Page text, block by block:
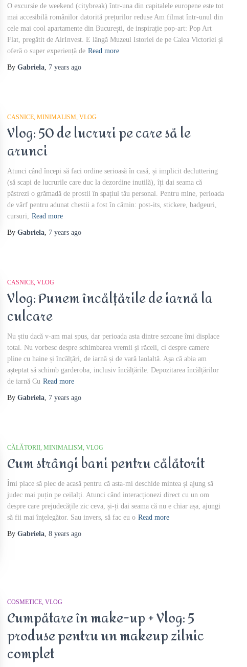
O excursie de weekend (citybreak) într-una din capitalele europene este tot
mai accesibilă românilor datorită prețurilor reduse Am filmat într-unul din
cele mai cool apartamente din București, de inspirație pop-art: Pop Art
Flat, pregătit de AirInvest. E lângă Muzeul Istoriei de pe Calea Victoriei și
oferă o super experiență de Read more
By Gabriela, 7 years ago
CASNICE MINIMALISM VLOG
Vlog: 50 de lucruri pe care să le
arunci
Atunci când începi să faci ordine serioasă în casă, și implicit decluttering
(să scapi de lucrurile care duc la dezordine inutilă), îți dai seama că
păstrezi o grămadă de prostii în spațiul tău personal. Pentru mine, perioada
de vârf pentru adunat chestii a fost în cămin: post-its, stickere, badgeuri,
cursuri, Read more
By Gabriela, 7 years ago
CASNICE VLOG
Vlog: Punem încălțările de iarnă la
culcare
Nu știu dacă v-am mai spus, dar perioada asta dintre sezoane îmi displace
total. Nu vorbesc despre schimbarea vremii și răceli, ci despre camere
pline cu haine și încălțări, de iarnă și de vară laolaltă. Așa că abia am
așteptat să schimb garderoba, inclusiv încălțările. Depozitarea încălțărilor
de iarnă Cu Read more
By Gabriela, 7 years ago
CĂLĂTORII MINIMALISM VLOG
Cum strângi bani pentru călătorit
Îmi place să plec de acasă pentru că asta-mi deschide mintea și ajung să
judec mai puțin pe ceilalți. Atunci când interacționezi direct cu un om
despre care prejudecățile zic ceva, și-ți dai seama că nu e chiar așa, ajungi
să fii mai înțelegător. Sau invers, să fac eu o Read more
By Gabriela, 8 years ago
COSMETICE VLOG
Cumpătare în make-up + Vlog: 5
produse pentru un makeup zilnic
complet